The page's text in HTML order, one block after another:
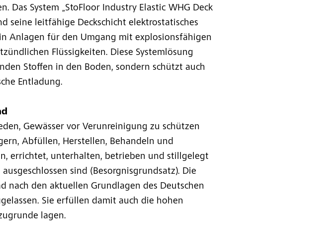
Das System „StoFloor Industry Elastic WHG Deck
seine leitfähige Deckschicht elektrostatisches
Anlagen für den Umgang mit explosionsfähigen
Flüssigkeiten. Diese Systemlösung
Stoffen in den Boden, sondern schützt auch
Entladung.
Gewässer vor Verunreinigung zu schützen
Abfüllen, Herstellen, Behandeln und
errichtet, unterhalten, betrieben und stillgelegt
sind (Besorgnisgrundsatz). Die
nach den aktuellen Grundlagen des Deutschen
Sie erfüllen damit auch die hohen
lagen.